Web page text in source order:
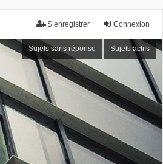
Connexion
S’enregistrer
Sujets sans réponse Sujets actifs